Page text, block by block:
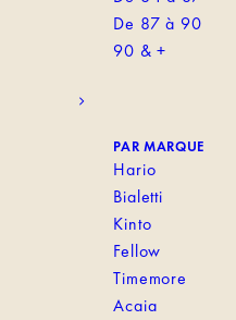
De 87 à 90
90 & +
PAR MARQUE
Hario
Bialetti
Kinto
Fellow
Timemore
Acaia